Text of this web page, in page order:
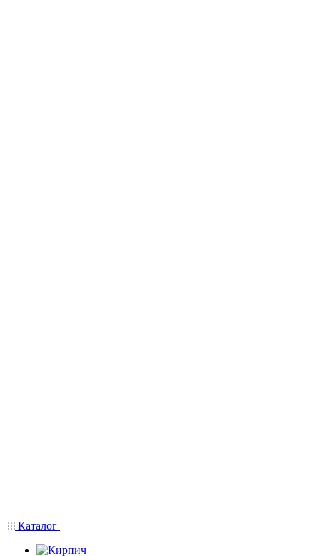
Каталог